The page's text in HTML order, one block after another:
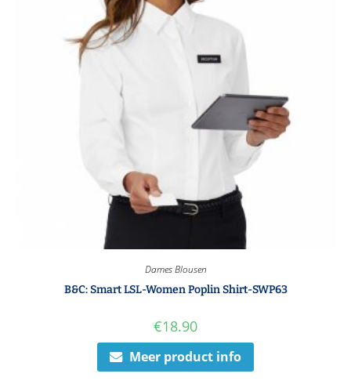
Dames Blousen
B&C: Smart LSL-Women Poplin Shirt-SWP63
€18.90
Meer product info